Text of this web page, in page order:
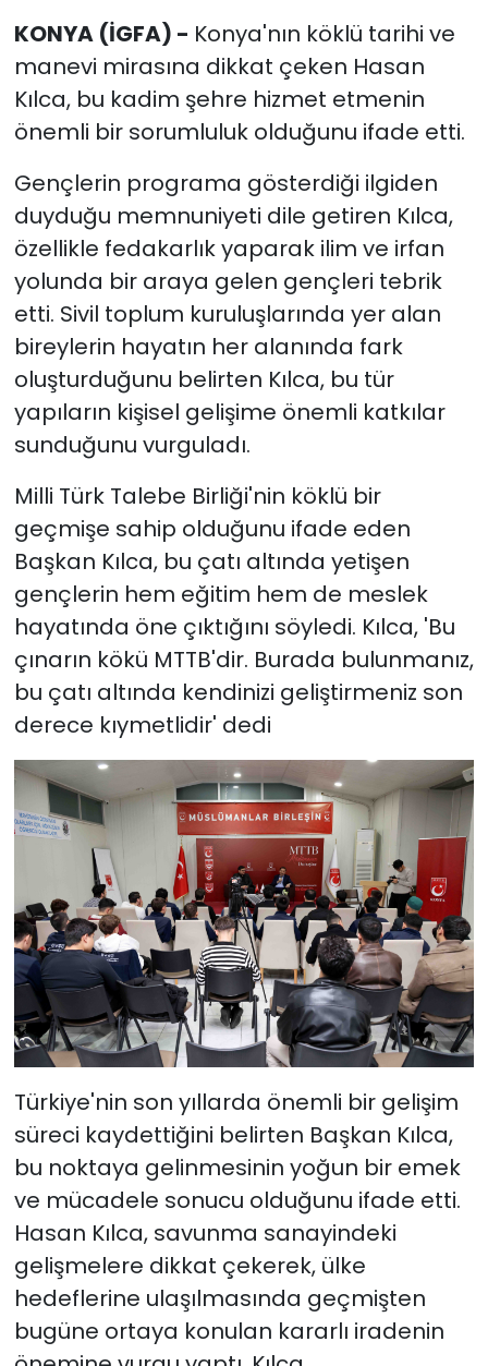
KONYA (İGFA) - Konya'nın köklü tarihi ve
manevi mirasına dikkat çeken Hasan
Kılca, bu kadim şehre hizmet etmenin
önemli bir sorumluluk olduğunu ifade etti.
Gençlerin programa gösterdiği ilgiden
duyduğu memnuniyeti dile getiren Kılca,
özellikle fedakarlık yaparak ilim ve irfan
yolunda bir araya gelen gençleri tebrik
etti. Sivil toplum kuruluşlarında yer alan
bireylerin hayatın her alanında fark
oluşturduğunu belirten Kılca, bu tür
yapıların kişisel gelişime önemli katkılar
sunduğunu vurguladı.
Milli Türk Talebe Birliği'nin köklü bir
geçmişe sahip olduğunu ifade eden
Başkan Kılca, bu çatı altında yetişen
gençlerin hem eğitim hem de meslek
hayatında öne çıktığını söyledi. Kılca, 'Bu
çınarın kökü MTTB'dir. Burada bulunmanız,
bu çatı altında kendinizi geliştirmeniz son
derece kıymetlidir' dedi
Türkiye'nin son yıllarda önemli bir gelişim
süreci kaydettiğini belirten Başkan Kılca,
bu noktaya gelinmesinin yoğun bir emek
ve mücadele sonucu olduğunu ifade etti.
Hasan Kılca, savunma sanayindeki
gelişmelere dikkat çekerek, ülke
hedeflerine ulaşılmasında geçmişten
bugüne ortaya konulan kararlı iradenin